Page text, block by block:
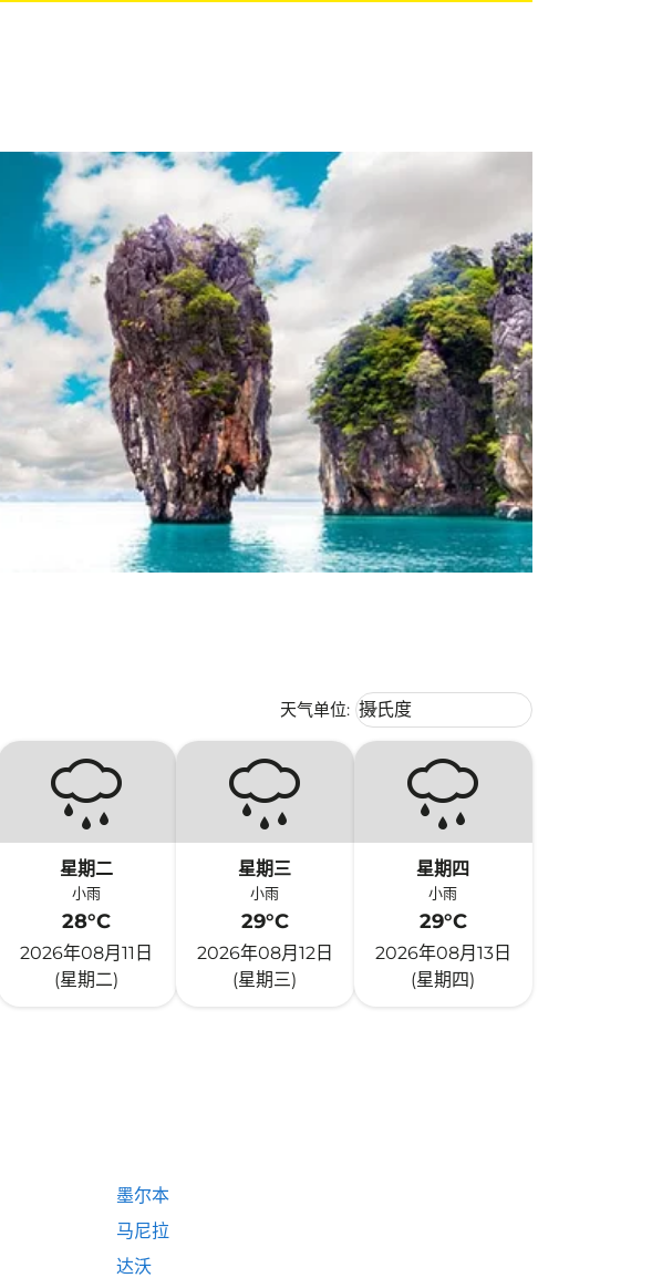
天气单位: Weather unit option 摄氏度
摄氏度
keyboard_arrow_down
星期二
小雨
28°C
2026年08月11日
(星期二)
星期三
小雨
29°C
2026年08月12日
(星期三)
星期四
小雨
29°C
2026年08月13日
(星期四)
墨尔本
马尼拉
达沃